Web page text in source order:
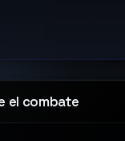
el combate